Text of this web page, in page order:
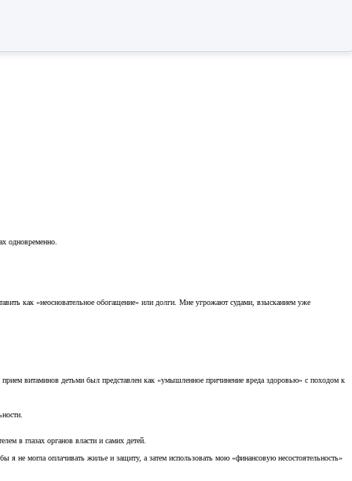
одновременно.
как «неосновательное обогащение» или долги. Мне угрожают судами, взысканием уже
витаминов детьми был представлен как «умышленное причинение вреда здоровью» с походом к
в глазах органов власти и самих детей.
не могла оплачивать жилье и защиту, а затем использовать мою «финансовую несостоятельность»